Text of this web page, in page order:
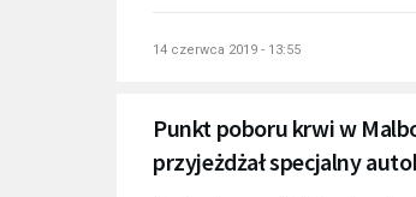
14 czerwca 2019 - 13:55
Punkt poboru krwi w
przyjeżdżał specjalny